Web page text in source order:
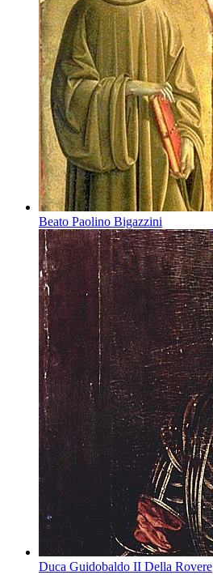
Beato Paolino Bigazzini
Duca Guidobaldo II Della Rovere